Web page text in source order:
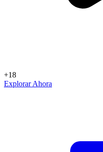
+18
Explorar Ahora